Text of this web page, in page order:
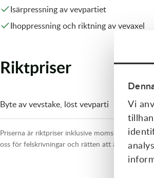
Vi
Olja MC
Skydd
Fjädring
Lagersatser
Styren & Reglage
Mopedslang
Slang
Kylarvätska
Oljepaket
Växellådsolja
Chassidelar
Eldelar
Karossdelar & Tillbehör
Trail
Isärpressning av vevpartiet
Ihoppressning och riktning av vevaxel
Riktpriser
Byte av vevstake, löst vevparti
Priserna är riktpriser inklusive moms. Kostnader
oss för felskrivningar och rätten att ändra priser